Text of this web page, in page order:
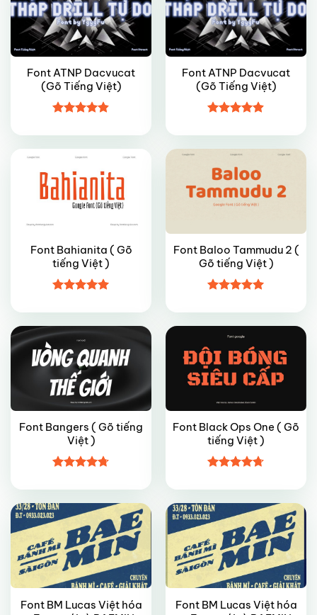
Font ATNP Dacvucat
(Gõ Tiếng Việt)
hạng4.85
sao
Font ATNP Dacvucat
(Gõ Tiếng Việt)
hạng4.85
5 sao
Font Bahianita ( Gõ
tiếng Việt )
hạng55
sao
Font Baloo Tammudu 2 (
Gõ tiếng Việt )
hạng55
sao
Font Bangers ( Gõ tiếng
Việt )
hạng4.75
sao
Font Black Ops One ( Gõ
tiếng Việt )
hạng4.75
sao
Font BM Lucas Việt hóa
Font BM Lucas Việt hóa